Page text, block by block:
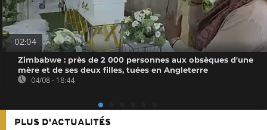
02:04
Zimbabwe : près de 2 000 personnes aux obsèques d'une
mère et de ses deux filles, tuées en Angleterre
04/08 - 18:44
PLUS D'ACTUALITÉS